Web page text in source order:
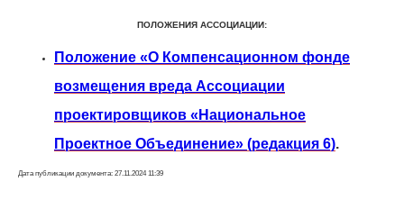
ПОЛОЖЕНИЯ АССОЦИАЦИИ:
Положение «О Компенсационном фонде
возмещения вреда Ассоциации
проектировщиков «Национальное
Проектное Объединение» (редакция 6).
Дата публикации документа: 27.11.2024 11:39